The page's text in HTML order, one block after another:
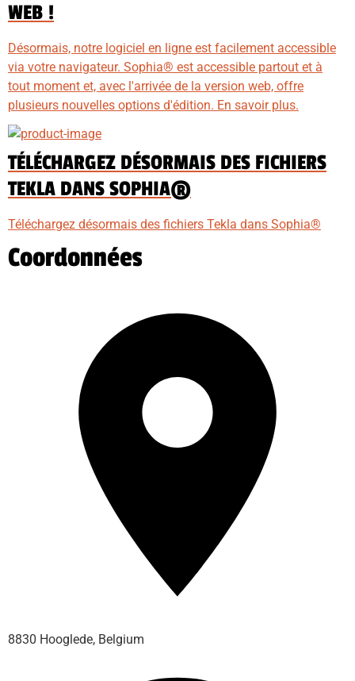
WEB !
Désormais, notre logiciel en ligne est facilement accessible
via votre navigateur. Sophia® est accessible partout et à
tout moment et, avec l'arrivée de la version web, offre
plusieurs nouvelles options d'édition. En savoir plus.
TÉLÉCHARGEZ DÉSORMAIS DES FICHIERS
TEKLA DANS SOPHIA®
Téléchargez désormais des fichiers Tekla dans Sophia®
Coordonnées
8830 Hooglede, Belgium